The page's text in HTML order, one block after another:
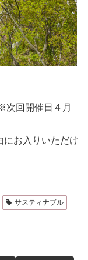
回開催日４月
にお入りいただけ
サスティナブル